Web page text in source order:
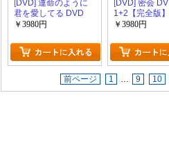
[DVD] 運命のように
君を愛してる DVD
BOX 1+2【完全版】
￥3980円
[DVD] 密会
1+2【完全版
生産限定版)
￥3980円
前ページ 1 … 9 10